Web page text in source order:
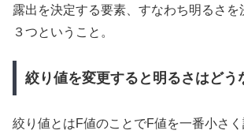
露出を決定する要素、すなわち明るさを
３つということ。
絞り値を変更すると明るさはどう
絞り値とはF値のことでF値を一番小さ